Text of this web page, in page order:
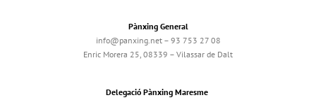
Pànxing General
info@panxing.net – 93 753 27 08
Enric Morera 25, 08339 – Vilassar de Dalt
Delegació Pànxing Maresme